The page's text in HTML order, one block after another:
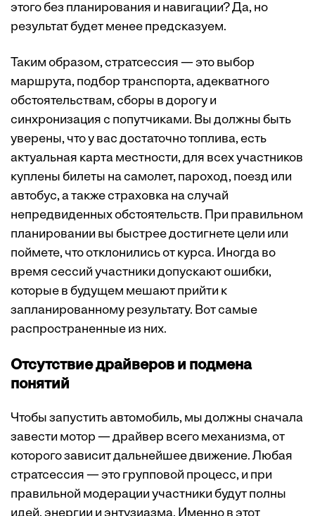
этого без планирования и навигации? Да, но
результат будет менее предсказуем.
Таким образом, стратсессия — это выбор
маршрута, подбор транспорта, адекватного
обстоятельствам, сборы в дорогу и
синхронизация с попутчиками. Вы должны быть
уверены, что у вас достаточно топлива, есть
актуальная карта местности, для всех участников
куплены билеты на самолет, пароход, поезд или
автобус, а также страховка на случай
непредвиденных обстоятельств. При правильном
планировании вы быстрее достигнете цели или
поймете, что отклонились от курса. Иногда во
время сессий участники допускают ошибки,
которые в будущем мешают прийти к
запланированному результату. Вот самые
распространенные из них.
Отсутствие драйверов и подмена
понятий
Чтобы запустить автомобиль, мы должны сначала
завести мотор — драйвер всего механизма, от
которого зависит дальнейшее движение. Любая
стратсессия — это групповой процесс, и при
правильной модерации участники будут полны
идей, энергии и энтузиазма. Именно в этот